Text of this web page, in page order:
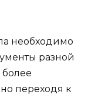
необходимо
разной
более
переходя к